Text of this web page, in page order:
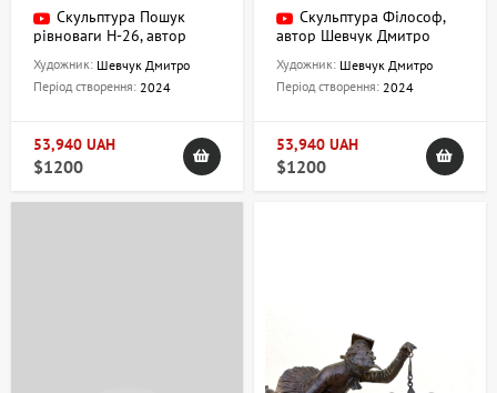
Скульптура Пошук
рівноваги H-26, автор
Художник: Шевчук Дмитро
Період створення: 2024
53,940 UAH
$1200
Скульптура Філософ,
автор Шевчук Дмитро
Художник: Шевчук Дмитро
Період створення: 2024
53,940 UAH
$1200